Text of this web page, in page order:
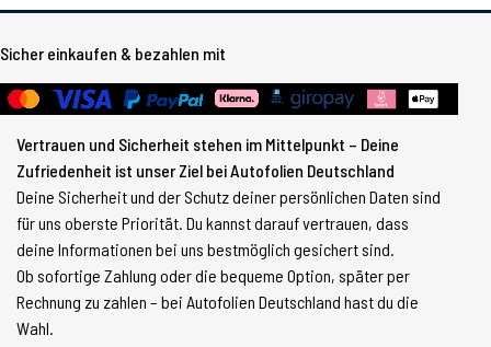
Sicher einkaufen & bezahlen mit
Vertrauen und Sicherheit stehen im Mittelpunkt – Deine
Zufriedenheit ist unser Ziel bei Autofolien Deutschland
Deine Sicherheit und der Schutz deiner persönlichen Daten sind
für uns oberste Priorität. Du kannst darauf vertrauen, dass
deine Informationen bei uns bestmöglich gesichert sind.
Ob sofortige Zahlung oder die bequeme Option, später per
Rechnung zu zahlen – bei Autofolien Deutschland hast du die
Wahl.